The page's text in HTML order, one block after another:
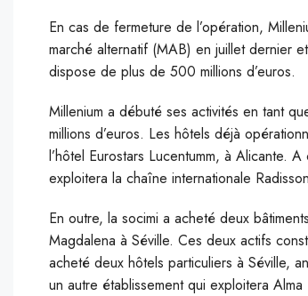
En cas de fermeture de l’opération,
marché alternatif (MAB) en juillet dernier
dispose de plus de 500 millions d’euros.
Millenium a débuté ses activités en tant
millions d’euros. Les hôtels déjà
l’hôtel Eurostars Lucentumm, à Alicante.
exploitera la chaîne internationale
En outre, la socimi a acheté deux
Magdalena à Séville. Ces deux actifs
acheté deux hôtels particuliers à Séville,
un autre établissement qui exploitera